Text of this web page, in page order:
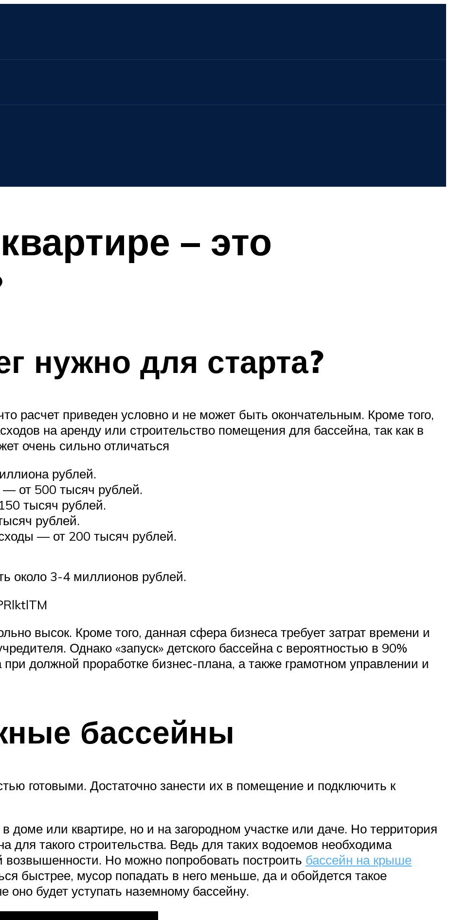
– это
нужно для старта?
расчет приведен условно и не может быть окончательным. Кроме того,
на аренду или строительство помещения для бассейна, так как в
очень сильно отличаться
рублей.
от 500 тысяч рублей.
тысяч рублей.
рублей.
— от 200 тысяч рублей.
около 3-4 миллионов рублей.
высок. Кроме того, данная сфера бизнеса требует затрат времени и
Однако «запуск» детского бассейна с вероятностью в 90%
должной проработке бизнес-плана, а также грамотном управлении и
бассейны
готовыми. Достаточно занести их в помещение и подключить к
доме или квартире, но и на загородном участке или даче. Но территория
для такого строительства. Ведь для таких водоемов необходима
возвышенности. Но можно попробовать построить бассейн на крыше
быстрее, мусор попадать в него меньше, да и обойдется такое
оно будет уступать наземному бассейну.